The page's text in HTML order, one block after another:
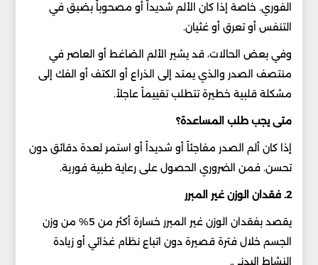
الفوري. خاصة إذا كان الألم شديداً أو مصحوباً بضيق في
التنفس أو تعرق أو غثيان.
وفي بعض الحالات، قد يشير الألم الضاغط أو العاصر في
منتصف الصدر والذي يمتد إلى الذراع أو الكتف أو الفك إلى
مشكلة قلبية خطيرة تتطلب تقييماً عاجلاً.
متى يجب طلب المساعدة؟
إذا كان ألم الصدر مفاجئاً أو شديداً أو استمر لعدة دقائق دون
تحسن. فمن الضروري الحصول على رعاية طبية فورية.
2. فقدان الوزن غير المبرر
يقصد بفقدان الوزن غير المبرر خسارة أكثر من 5% من وزن
الجسم خلال فترة قصيرة دون اتباع نظام غذائي أو زيادة
النشاط البدني.